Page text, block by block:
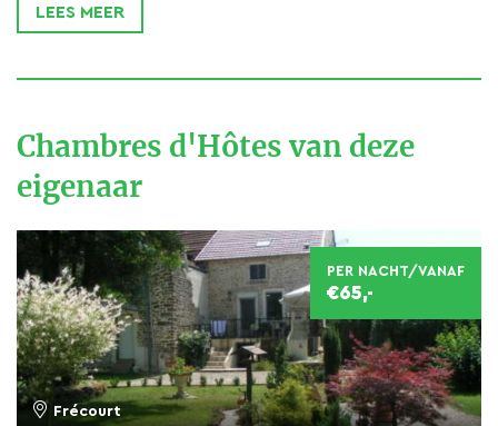
LEES MEER
Chambres d'Hôtes van deze
eigenaar
PER NACHT/VANAF
€65,-
Frécourt